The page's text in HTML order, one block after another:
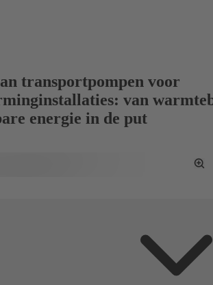
transportpompen voor
van
energie in de put